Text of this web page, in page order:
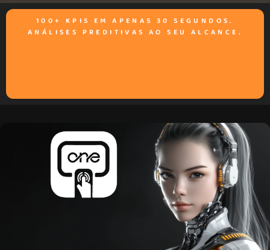
100+ KPIS EM APENAS 30 SEGUNDOS.
ANÁLISES PREDITIVAS AO SEU ALCANCE.